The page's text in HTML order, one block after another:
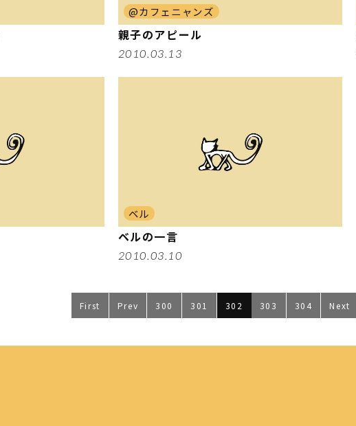
@カフェニャンズ
親子のアピール
2010.03.13
ベル
ベルの一言
2010.03.10
First Prev 300 301 302 303 304 Next